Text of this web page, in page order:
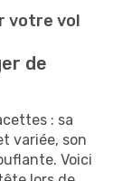
votre vol
de
: sa
variée, son
Voici